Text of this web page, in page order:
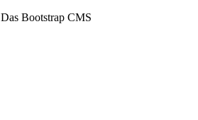
Das Bootstrap CMS